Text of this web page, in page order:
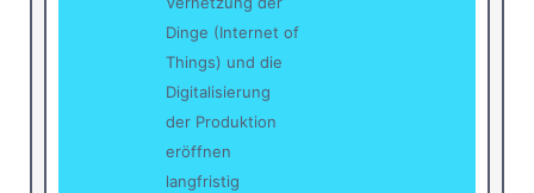
Dinge (Internet of
Things) und die
Digitalisierung
der Produktion
eröffnen
langfristig